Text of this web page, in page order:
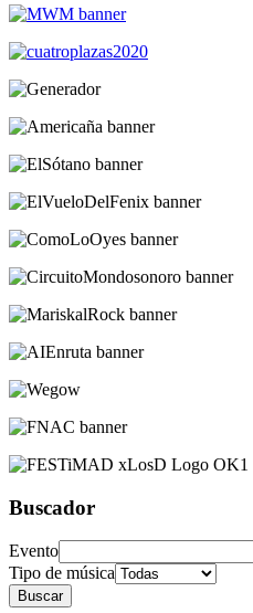
Buscador
Evento
Tipo de música
Buscar